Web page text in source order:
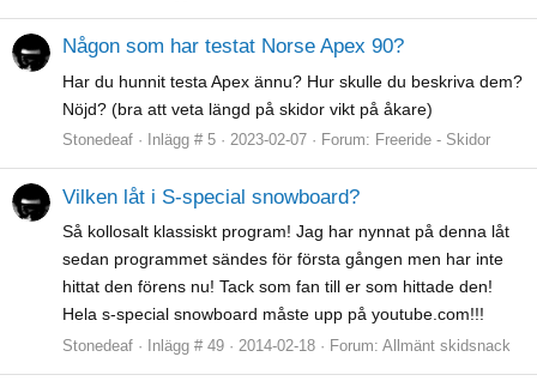
Någon som har testat Norse Apex 90?
Har du hunnit testa Apex ännu? Hur skulle du beskriva dem?
Nöjd? (bra att veta längd på skidor vikt på åkare)
Stonedeaf Inlägg # 5 2023-02-07 Forum: Freeride - Skidor
Vilken låt i S-special snowboard?
Så kollosalt klassiskt program! Jag har nynnat på denna låt
sedan programmet sändes för första gången men har inte
hittat den förens nu! Tack som fan till er som hittade den!
Hela s-special snowboard måste upp på youtube.com!!!
Stonedeaf Inlägg # 49 2014-02-18 Forum: Allmänt skidsnack